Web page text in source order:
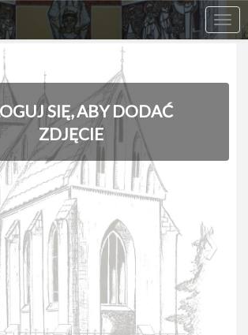
SIĘ, ABY DODAĆ
ZDJĘCIE
›